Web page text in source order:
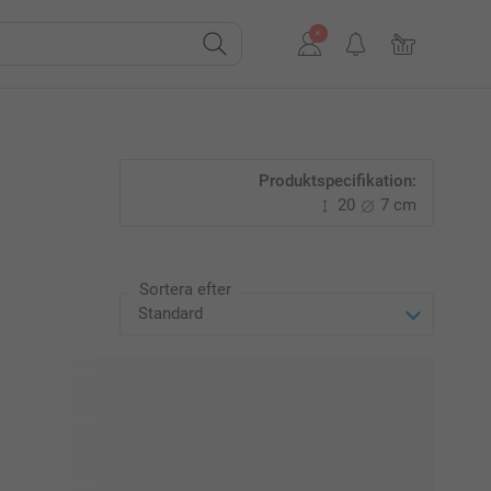
Produktspecifikation:
20
7 cm
Sortera efter